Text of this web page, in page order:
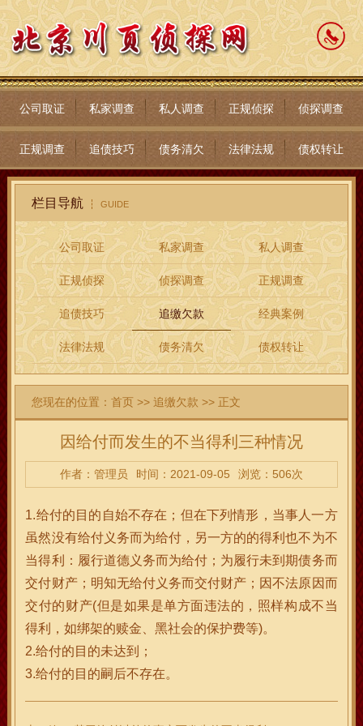
公司取证 私家调查 私人调查 正规侦探 侦探调查
正规调查 追债技巧 债务清欠 法律法规 债权转让
栏目导航 GUIDE
公司取证 私家调查 私人调查
正规侦探 侦探调查 正规调查
追债技巧 追缴欠款 经典案例
法律法规 债务清欠 债权转让
您现在的位置：首页 >>追缴欠款 >> 正文
因给付而发生的不当得利三种情况
作者：管理员 时间：2021-09-05 浏览：506次
1.给付的目的自始不存在；但在下列情形，当事人一方
虽然没有给付义务而为给付，另一方的的得利也不为不
当得利：履行道德义务而为给付；为履行未到期债务而
交付财产；明知无给付义务而交付财产；因不法原因而
交付的财产(但是如果是单方面违法的，照样构成不当
得利，如绑架的赎金、黑社会的保护费等)。
2.给付的目的未达到；
3.给付的目的嗣后不存在。